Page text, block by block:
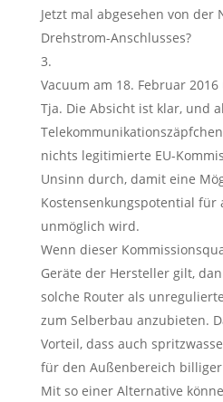
Jetzt mal abgesehen von der
Drehstrom-Anschlusses?
Vacuum am 18. Februar 2016
Tja. Die Absicht ist klar, und
nichts legitimierte EU-
Unsinn durch, damit eine
Kostensenkungspotential
unmöglich wird.
Wenn dieser
Geräte der Hersteller gilt,
solche Router als
zum Selberbau anzubieten.
Vorteil, dass auch
für den Außenbereich
Mit so einer Alternative